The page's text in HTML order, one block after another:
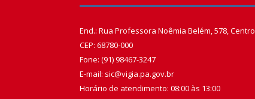
End.: Rua Professora Noêmia Belém, 578, Centro
CEP: 68780-000
Fone: (91) 98467-3247
E-mail: sic@vigia.pa.gov.br
Horário de atendimento: 08:00 às 13:00